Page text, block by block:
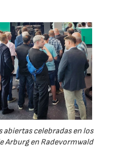
abiertas celebradas en los
Arburg en Radevormwald